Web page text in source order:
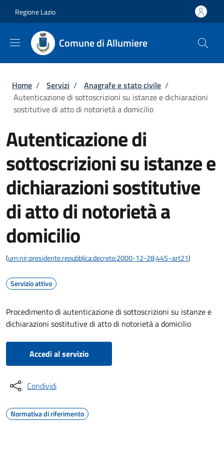
Regione Lazio
Comune di Allumiere
Briciole di pane
Home / Servizi / Anagrafe e stato civile /
Autenticazione di sottoscrizioni su istanze e dichiarazioni
sostitutive di atto di notorietà a domicilio
Autenticazione di
sottoscrizioni su istanze e
dichiarazioni sostitutive
di atto di notorietà a
domicilio
(urn:nir:presidente.repubblica:decreto:2000-12-28;445~art21)
Servizio attivo
Procedimento di autenticazione di sottoscrizioni su istanze e
dichiarazioni sostitutive di atto di notorietà a domicilio
Accedi al servizio
Condividi
Normativa di riferimento